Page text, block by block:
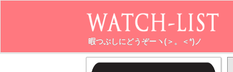
暇つぶしにどうぞーヽ(＞。＜*)ノ